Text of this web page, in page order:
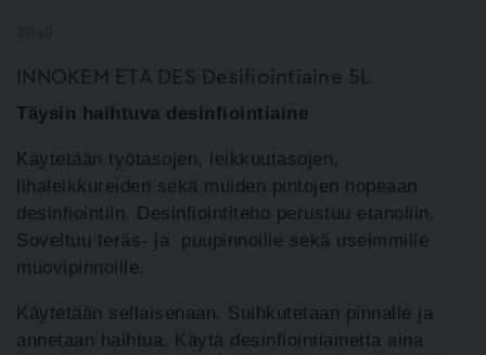
INNOKEM ETA DES Desifiointiaine 5L
Täysin haihtuva desinfiointiaine
Käytetään työtasojen, leikkuutasojen,
lihaleikkureiden sekä muiden pintojen nopeaan
desinfiointiin. Desinfiointiteho perustuu etanoliin.
Soveltuu teräs- ja puupinnoille sekä useimmille
muovipinnoille.
Käytetään sellaisenaan. Suihkutetaan pinnalle ja
annetaan haihtua. Käytä desinfiointiainetta aina